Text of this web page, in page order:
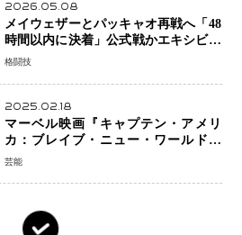
2026.05.08
メイウェザーとパッキャオ再戦へ「48
時間以内に決着」公式戦かエキシビシ
ョンか混迷続く
格闘技
2025.02.18
マーベル映画『キャプテン・アメリ
カ：ブレイブ・ニュー・ワールド』
新ブラック・ウィドウ役のシラ・ハー
芸能